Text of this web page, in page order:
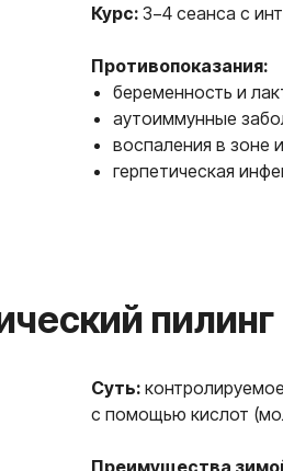
Курс: 3−4 сеанса с
Противопоказания:
беременность и
аутоиммунные
воспаления в зоне
герпетическая
пилинг
Суть:
с помощью кислот
Преимущества